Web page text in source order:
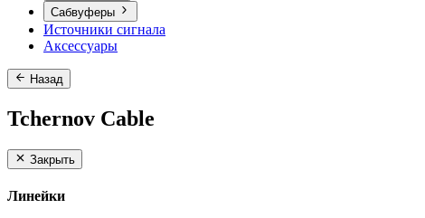
Сабвуферы
Источники сигнала
Аксессуары
Назад
Tchernov Cable
Закрыть
Линейки